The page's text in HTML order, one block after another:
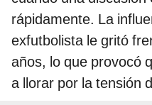
rápidamente. La
exfutbolista le gritó
años, lo que provocó
a llorar por la tensión